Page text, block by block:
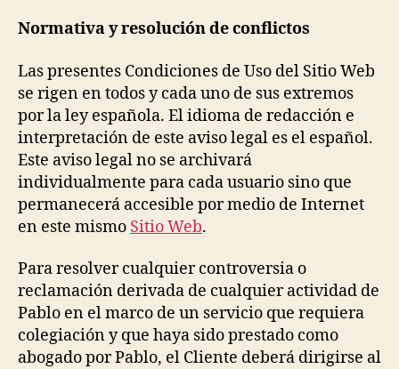
Normativa y resolución de conflictos
Las presentes Condiciones de Uso del Sitio Web
se rigen en todos y cada uno de sus extremos
por la ley española. El idioma de redacción e
interpretación de este aviso legal es el español.
Este aviso legal no se archivará
individualmente para cada usuario sino que
permanecerá accesible por medio de Internet
en este mismo Sitio Web.
Para resolver cualquier controversia o
reclamación derivada de cualquier actividad de
Pablo en el marco de un servicio que requiera
colegiación y que haya sido prestado como
abogado por Pablo, el Cliente deberá dirigirse al